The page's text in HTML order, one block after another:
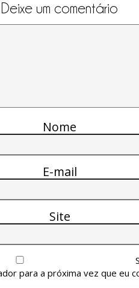
Deixe um comentário
Nome
E-mail
Site
para a próxima vez que eu